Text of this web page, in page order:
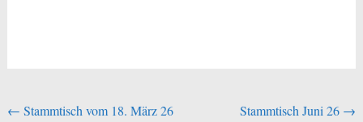
← Stammtisch vom 18. März 26 Stammtisch Juni 26 →